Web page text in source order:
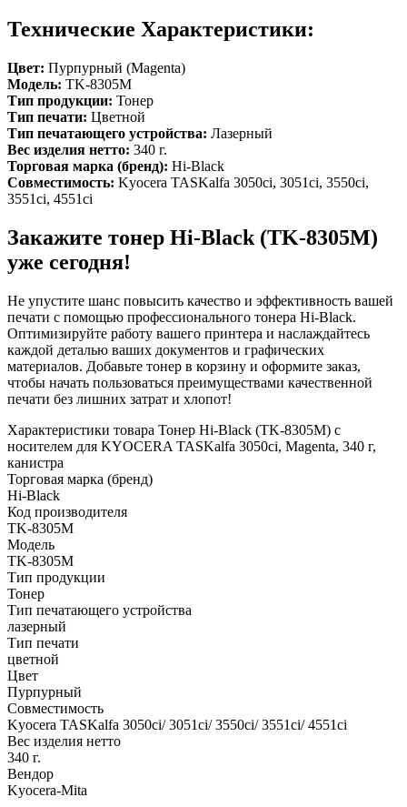
Технические Характеристики:
Цвет: Пурпурный (Magenta)
Модель: TK-8305M
Тип продукции: Тонер
Тип печати: Цветной
Тип печатающего устройства: Лазерный
Вес изделия нетто: 340 г.
Торговая марка (бренд): Hi-Black
Совместимость: Kyocera TASKalfa 3050ci, 3051ci, 3550ci,
3551ci, 4551ci
Закажите тонер Hi-Black (TK-8305M)
уже сегодня!
Не упустите шанс повысить качество и эффективность вашей
печати с помощью профессионального тонера Hi-Black.
Оптимизируйте работу вашего принтера и наслаждайтесь
каждой деталью ваших документов и графических
материалов. Добавьте тонер в корзину и оформите заказ,
чтобы начать пользоваться преимуществами качественной
печати без лишних затрат и хлопот!
Характеристики товара Тонер Hi-Black (TK-8305M) с
носителем для KYOCERA TASKalfa 3050ci, Magenta, 340 г,
канистра
Торговая марка (бренд)
Hi-Black
Код производителя
TK-8305M
Модель
TK-8305M
Тип продукции
Тонер
Тип печатающего устройства
лазерный
Тип печати
цветной
Цвет
Пурпурный
Совместимость
Kyocera TASKalfa 3050ci/ 3051ci/ 3550ci/ 3551ci/ 4551ci
Вес изделия нетто
340 г.
Вендор
Kyocera-Mita